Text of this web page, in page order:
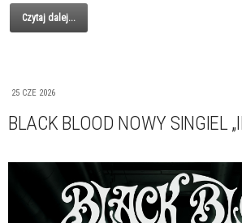
Czytaj dalej...
25 CZE 2026
BLACK BLOOD NOWY SINGIEL